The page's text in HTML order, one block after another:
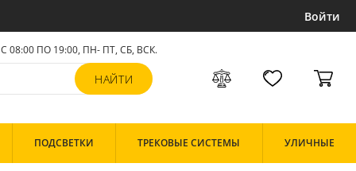
Войти
С 08:00 ПО 19:00, ПН- ПТ,СБ, ВСК.
ПОДСВЕТКИ ТРЕКОВЫЕ СИСТЕМЫ УЛИЧНЫЕ